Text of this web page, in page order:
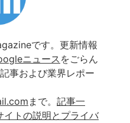
です。更新情報
ニュース をごらん
事および業界レポー
まで。 記事一
イトの説明とプライバ